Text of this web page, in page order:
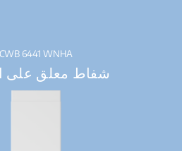
CWB 6441 WNHA
شفاط معلق على